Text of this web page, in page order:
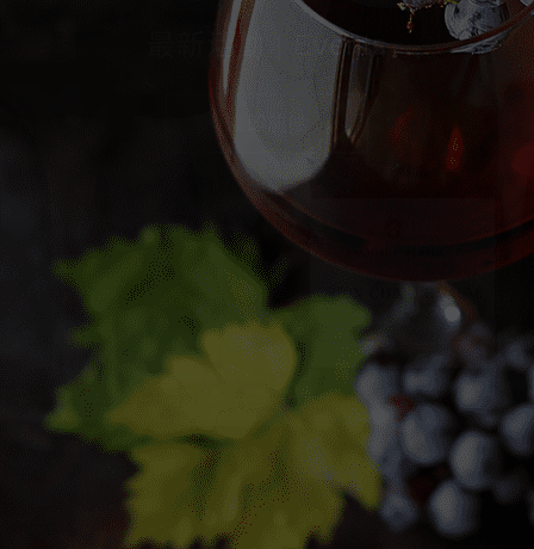
2026 線上酒展 | 07 / 20（一）－08 /
20（四）仲夏酩選．稀世窖藏
最新活動 | Events
立即前往
門市促銷 | Promotion
誠品酒窖門市資訊 | Eslite wine cellar